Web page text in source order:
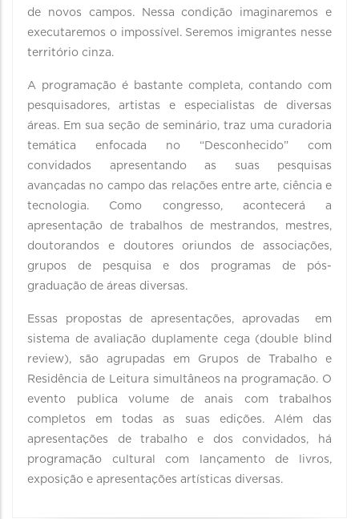
de novos campos. Nessa condição imaginaremos e
executaremos o impossível. Seremos imigrantes nesse
território cinza.
A programação é bastante completa, contando com
pesquisadores, artistas e especialistas de diversas
áreas. Em sua seção de seminário, traz uma curadoria
temática enfocada no “Desconhecido” com
convidados apresentando as suas pesquisas
avançadas no campo das relações entre arte, ciência e
tecnologia. Como congresso, acontecerá a
apresentação de trabalhos de mestrandos, mestres,
doutorandos e doutores oriundos de associações,
grupos de pesquisa e dos programas de pós-
graduação de áreas diversas.
Essas propostas de apresentações, aprovadas em
sistema de avaliação duplamente cega (double blind
review), são agrupadas em Grupos de Trabalho e
Residência de Leitura simultâneos na programação. O
evento publica volume de anais com trabalhos
completos em todas as suas edições. Além das
apresentações de trabalho e dos convidados, há
programação cultural com lançamento de livros,
exposição e apresentações artísticas diversas.